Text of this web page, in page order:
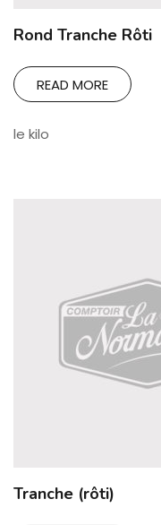
Rond Tranche Rôti
READ MORE
le kilo
Tranche (rôti)